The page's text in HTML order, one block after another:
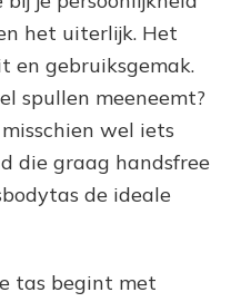
het uiterlijk. Het
en gebruiksgemak.
spullen meeneemt?
wel iets
die graag handsfree
de ideale
tas begint met